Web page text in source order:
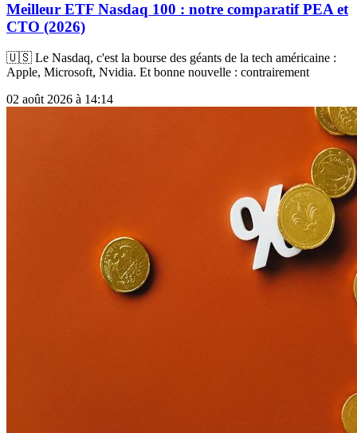
Meilleur ETF Nasdaq 100 : notre comparatif PEA et
CTO (2026)
🇺🇸 Le Nasdaq, c'est la bourse des géants de la tech américaine :
Apple, Microsoft, Nvidia. Et bonne nouvelle : contrairement
02 août 2026 à 14:14